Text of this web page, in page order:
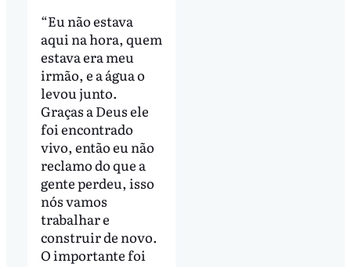
“Eu não estava
aqui na hora, quem
estava era meu
irmão, e a água o
levou junto.
Graças a Deus ele
foi encontrado
vivo, então eu não
reclamo do que a
gente perdeu, isso
nós vamos
trabalhar e
construir de novo.
O importante foi